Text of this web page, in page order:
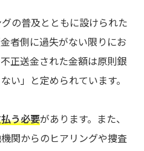
の普及とともに設けられた
者側に過失がない限りにお
正送金された金額は原則銀
い」と定められています。
う必要があります。また、
関からのヒアリングや捜査